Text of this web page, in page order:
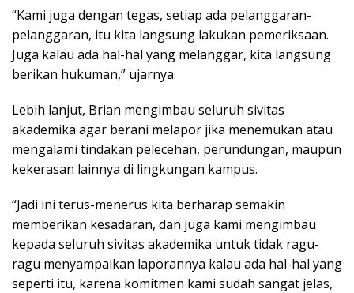
“Kami juga dengan tegas, setiap ada pelanggaran-
pelanggaran, itu kita langsung lakukan pemeriksaan.
Juga kalau ada hal-hal yang melanggar, kita langsung
berikan hukuman,” ujarnya.
Lebih lanjut, Brian mengimbau seluruh sivitas
akademika agar berani melapor jika menemukan atau
mengalami tindakan pelecehan, perundungan, maupun
kekerasan lainnya di lingkungan kampus.
“Jadi ini terus-menerus kita berharap semakin
memberikan kesadaran, dan juga kami mengimbau
kepada seluruh sivitas akademika untuk tidak ragu-
ragu menyampaikan laporannya kalau ada hal-hal yang
seperti itu, karena komitmen kami sudah sangat jelas,